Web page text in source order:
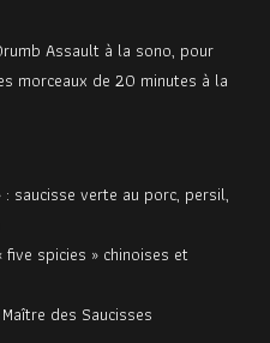
Assault à la sono, pour
morceaux de 20 minutes à la
saucisse verte au porc, persil,
five spicies » chinoises et
des Saucisses